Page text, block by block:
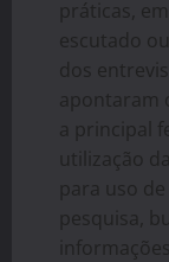
práticas,
escutado
dos
apontaram
a principal
utilização
para uso de
pesquisa,